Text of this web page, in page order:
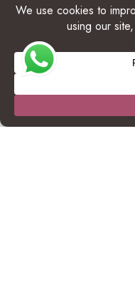
sollten, wenn Sie Tieren
Gebote
Beobachten Sie
sicherer Entfernung.